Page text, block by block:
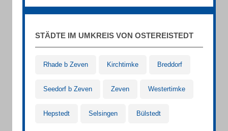
STÄDTE IM UMKREIS VON OSTEREISTEDT
Rhade b Zeven Kirchtimke Breddorf
Seedorf b Zeven Zeven Westertimke
Hepstedt Selsingen Bülstedt